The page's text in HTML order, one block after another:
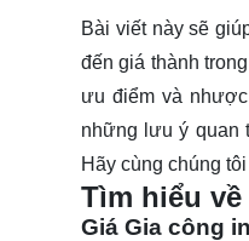
Bài viết này sẽ
đến giá thành
ưu điểm và
những lưu ý quan
Hãy cùng chúng
Tìm hiểu
Giá Gia công